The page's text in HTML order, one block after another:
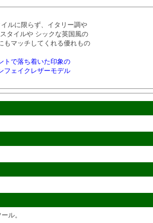
ルに限らず、イタリー調や
タイルや シックな英国風の
もマッチしてくれる優れもの
トで落ち着いた印象の
フェイクレザーモデル
ル。